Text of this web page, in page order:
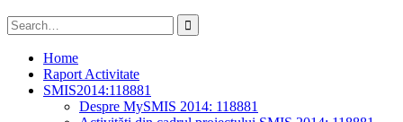
Search
for:
Home
Raport Activitate
SMIS2014:118881
Despre MySMIS 2014: 118881